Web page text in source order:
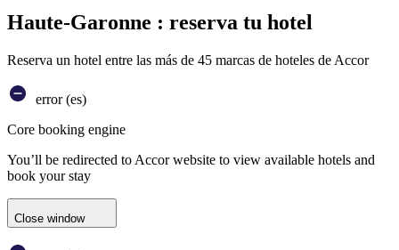
Haute-Garonne : reserva tu hotel
Reserva un hotel entre las más de 45 marcas de hoteles de Accor
error (es)
Core booking engine
You’ll be redirected to Accor website to view available hotels and
book your stay
Close window